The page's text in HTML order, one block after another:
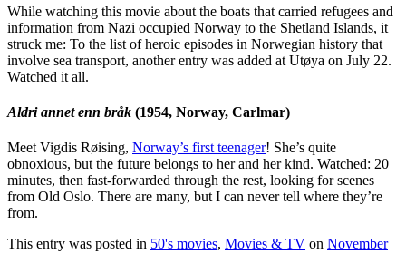
While watching this movie about the boats that carried refugees and
information from Nazi occupied Norway to the Shetland Islands, it
struck me: To the list of heroic episodes in Norwegian history that
involve sea transport, another entry was added at Utøya on July 22.
Watched it all.
Aldri annet enn bråk (1954, Norway, Carlmar)
Meet Vigdis Røising, Norway’s first teenager! She’s quite
obnoxious, but the future belongs to her and her kind. Watched: 20
minutes, then fast-forwarded through the rest, looking for scenes
from Old Oslo. There are many, but I can never tell where they’re
from.
This entry was posted in 50's movies, Movies & TV on November